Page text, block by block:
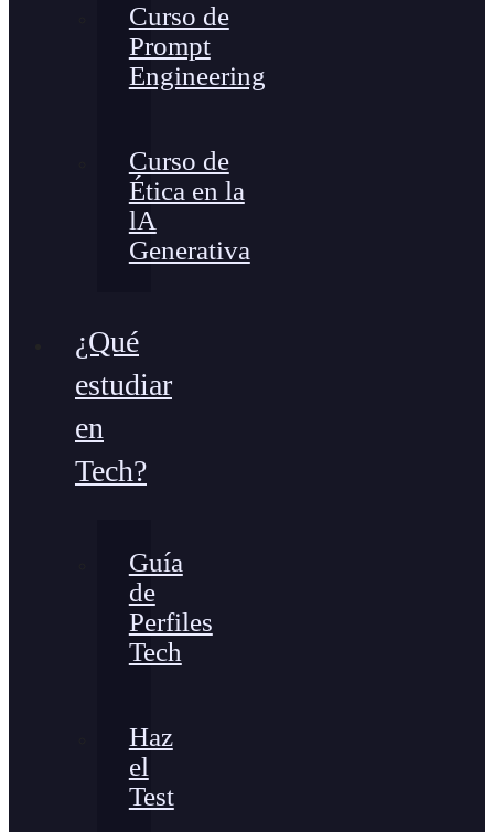
Curso de
Prompt
Engineering
Curso de
Ética en la
lA
Generativa
¿Qué
estudiar
en
Tech?
Guía
de
Perfiles
Tech
Haz
el
Test